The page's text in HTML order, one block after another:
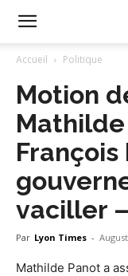
Accueil Politique
Motion
François
vaciller
Par Lyon Times -
Mathilde Panot a